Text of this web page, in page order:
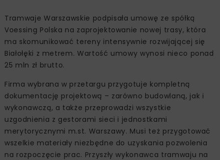
Tramwaje Warszawskie podpisała umowę ze spółką
Voessing Polska na zaprojektowanie nowej trasy, która
ma skomunikować tereny intensywnie rozwijającej się
Białołęki z metrem. Wartość umowy wynosi nieco ponad
25 mln zł brutto.
Firma wybrana w przetargu przygotuje kompletną
dokumentację projektową – zarówno budowlaną, jak i
wykonawczą, a także przeprowadzi wszystkie
uzgodnienia z gestorami sieci i jednostkami
merytorycznymi m.st. Warszawy. Musi też przygotować
wszelkie materiały niezbędne do uzyskania pozwolenia
na rozpoczęcie prac. Przyszły wykonawca tramwaju na